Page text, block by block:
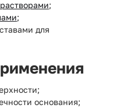
;
;
для
основания;